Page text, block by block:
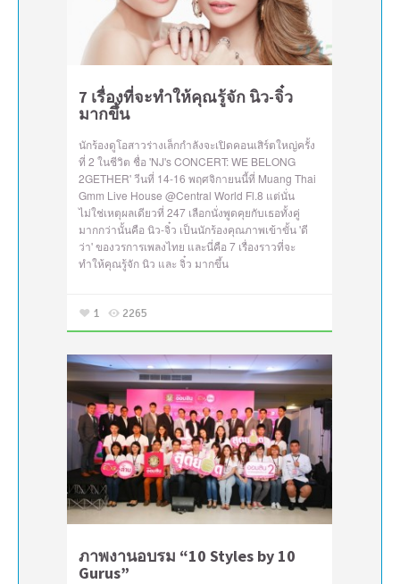
7 เรื่องที่จะทำให้คุณรู้จัก นิว-จิ๋ว
มากขึ้น
นักร้องดูโอสาวร่างเล็กกำลังจะเปิดคอนเสิร์ตใหญ่ครั้ง
ที่ 2 ในชีวิต ชื่อ 'NJ's CONCERT: WE BELONG
2GETHER' วีนที่ 14-16 พฤศจิกายนนี้ที่ Muang Thai
Gmm Live House @Central World Fl.8 แต่นั่น
ไม่ใช่เหตุผลเดียวที่ 247 เลือกนั่งพูดคุยกับเธอทั้งคู่
มากกว่านั้นคือ นิว-จิ๋ว เป็นนักร้องคุณภาพเข้าขั้น 'ดี
ว่า' ของวรการเพลงไทย และนี่คือ 7 เรื่องราวที่จะ
ทำให้คุณรู้จัก นิว และ จิ๋ว มากขึ้น
1 2265
ภาพงานอบรม “10 Styles by 10
Gurus”